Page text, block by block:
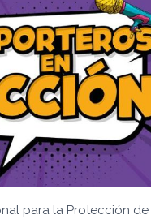
para la Protección